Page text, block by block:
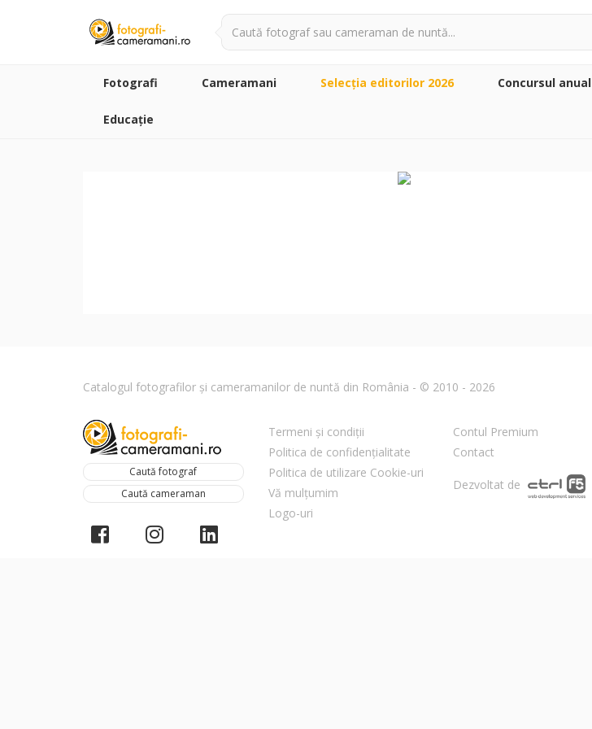
Fotografi Cameramani Selecţia editorilor 2026 Concursul anual
Educație
Catalogul fotografilor și cameramanilor de nuntă din România - © 2010 - 2026
Caută fotograf
Caută cameraman
Termeni și condiții
Politica de confidențialitate
Politica de utilizare Cookie-uri
Vă mulțumim
Logo-uri
Contul Premium
Contact
Dezvoltat de